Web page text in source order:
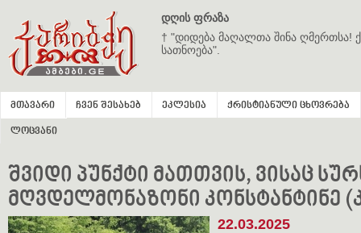
დღის ფრაზა
† "დიდება მაღალთა შინა ღმერთსა!
სათნოება".
მთავარი ჩვენ შესახებ ეკლესია ქრისტიანული ცხოვრება
ლოცვანი
შვიდი პუნქტი მათთვის, ვისაც
მღვდელმონაზონი კონსტანტინე
22.03.2025